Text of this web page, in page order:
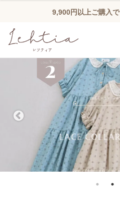
9,900円以上ご購入で